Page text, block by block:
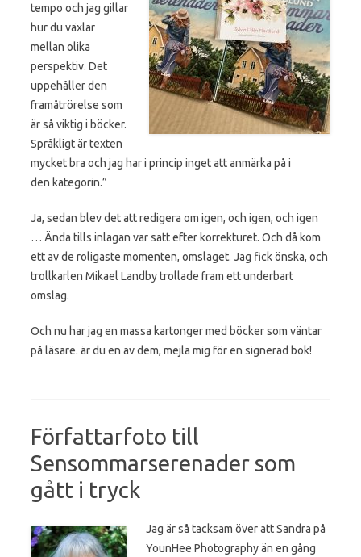
tempo och jag gillar
hur du växlar
mellan olika
perspektiv. Det
uppehåller den
framåtrörelse som
är så viktig i böcker.
Språkligt är texten
mycket bra och jag har i princip inget att anmärka på i
den kategorin.”
Ja, sedan blev det att redigera om igen, och igen, och igen
… Ända tills inlagan var satt efter korrekturet. Och då kom
ett av de roligaste momenten, omslaget. Jag fick önska, och
trollkarlen Mikael Landby trollade fram ett underbart
omslag.
Och nu har jag en massa kartonger med böcker som väntar
på läsare. är du en av dem, mejla mig för en signerad bok!
Författarfoto till
Sensommarserenader som
gått i tryck
Jag är så tacksam över att Sandra på
YounHee Photography än en gång